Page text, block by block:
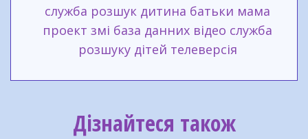
служба розшук дитина батьки мама
проект змі база данних відео служба
розшуку дітей телеверсія
Дізнайтеся також